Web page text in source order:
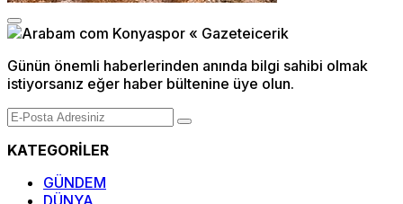
Günün önemli haberlerinden anında bilgi sahibi olmak
istiyorsanız eğer haber bültenine üye olun.
KATEGORİLER
GÜNDEM